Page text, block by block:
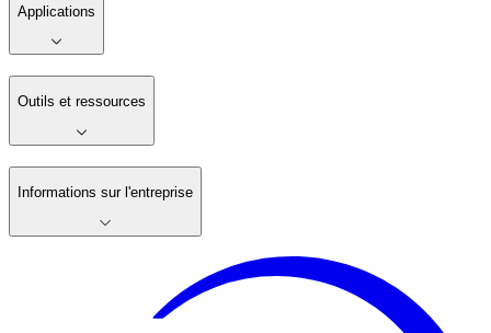
Applications
Outils et ressources
Informations sur l'entreprise